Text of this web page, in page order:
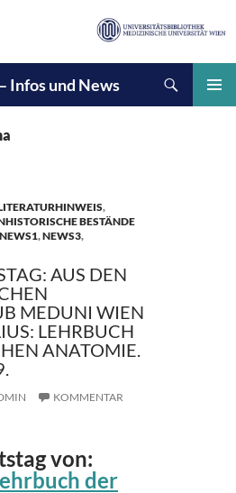
Infos und News
,
BESTÄNDE
NEWS1,NEWS3,
AUS DEN
MEDUNI WIEN
LEHRBUCH
ANATOMIE.
KOMMENTAR
von:
der